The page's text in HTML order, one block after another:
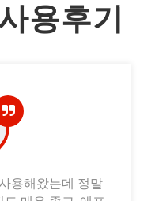
용후기
용해왔는데 정말